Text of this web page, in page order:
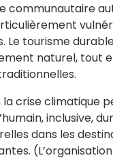
Le tourisme
naturel, tout
la crise climatique
inclusive,
dans les